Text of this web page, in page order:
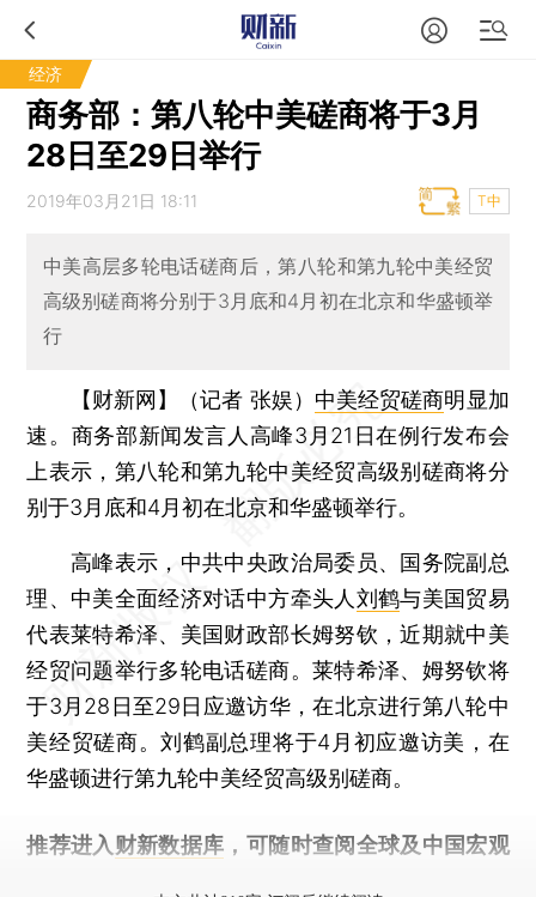
经济
商务部：第八轮中美磋商将于3月
28日至29日举行
2019年03月21日 18:11 T中
中美高层多轮电话磋商后，第八轮和第九轮中美经贸
高级别磋商将分别于3月底和4月初在北京和华盛顿举
行
【财新网】（记者 张娱） 中美经贸磋商明显加
速。商务部新闻发言人高峰3月21日在例行发布会
上表示，第八轮和第九轮中美经贸高级别磋商将分
别于3月底和4月初在北京和华盛顿举行。
高峰表示，中共中央政治局委员、国务院副总
理、中美全面经济对话中方牵头人 刘鹤与美国贸易
代表莱特希泽、美国财政部长姆努钦，近期就中美
经贸问题举行多轮电话磋商。莱特希泽、姆努钦将
于3月28日至29日应邀访华，在北京进行第八轮中
美经贸磋商。刘鹤副总理将于4月初应邀访美，在
华盛顿进行第九轮中美经贸高级别磋商。
推荐进入 财新数据库 ，可随时查阅全球及中国宏观